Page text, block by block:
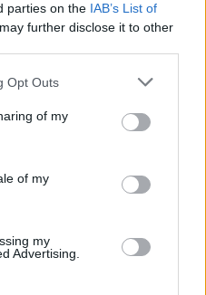
parties on the IAB’s List of
further disclose it to other
uses one or more Google
behaviour. You may click to
and its third-party tags to
purposes in below Google
Opt Outs
of my
of my
my
Advertising.
S
h
a
re
dalle fiamme a La
a Monti d’à rena